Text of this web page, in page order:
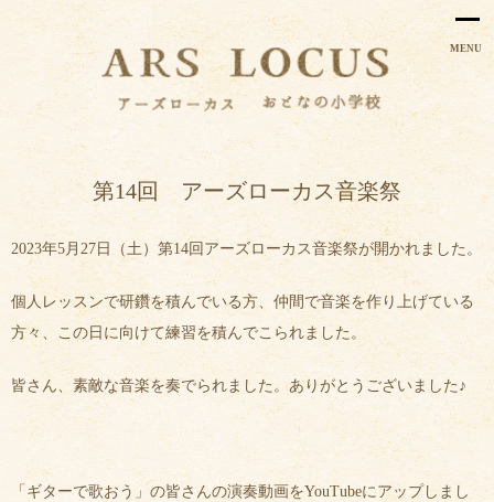
MENU
第14回 アーズローカス音楽祭
2023年5月27日（土）第14回アーズローカス音楽祭が開かれました。
個人レッスンで研鑽を積んでいる方、仲間で音楽を作り上げている
方々、この日に向けて練習を積んでこられました。
皆さん、素敵な音楽を奏でられました。ありがとうございました♪
「ギターで歌おう」の皆さんの演奏動画をYouTubeにアップしまし